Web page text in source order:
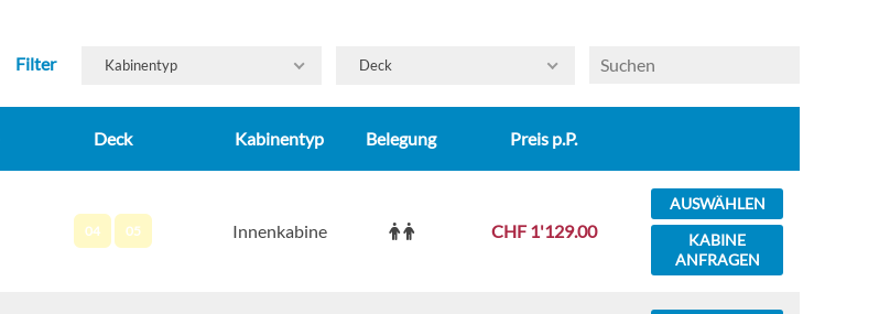
Thalassotherapie-Schwimmbad, 16
befindet sich auf Deck 18, während dessen die vier
Kinder austoben. Das Museum CoDe ist dem
italienischen Design gewidmet und das Erste seiner
Art. Das Theater, die Disco, das Casino und der
Filter Kabinentyp Deck
Deck Kabinentyp Belegung Preis p.P.
04 05 Innenkabine CHF 1'129.00
AUSWÄHLEN
KABINE
ANFRAGEN